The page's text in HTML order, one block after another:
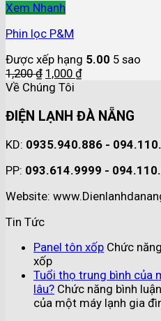
Xem Nhanh
Phin lọc P&M
Được xếp hạng 5.00 5 sao
1,200₫ 1,000 ₫
Về Chúng Tôi
ĐIỆN LẠNH ĐÀ NẴNG
KD: 0935.940.886 -
PP: 093.614.9999 -
Website:
Tin Tức
Panel tôn xốp Chức
xốp
Tuổi thọ trung bình của
lâu? Chức năng bình
của một máy lạnh gia